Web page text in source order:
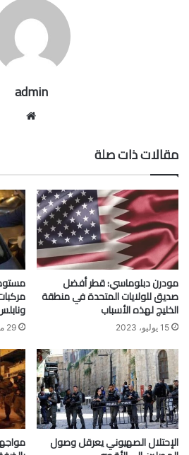
admin
مقالات ذات صلة
مودرن دبلوماسي: قطر أفضل
صديق للولايات المتحدة في منطقة
الخليج لهذه الأسباب
15 يوليو، 2023 29 مارس، 2022
الإحتلال الصهيوني يعرقل وصول